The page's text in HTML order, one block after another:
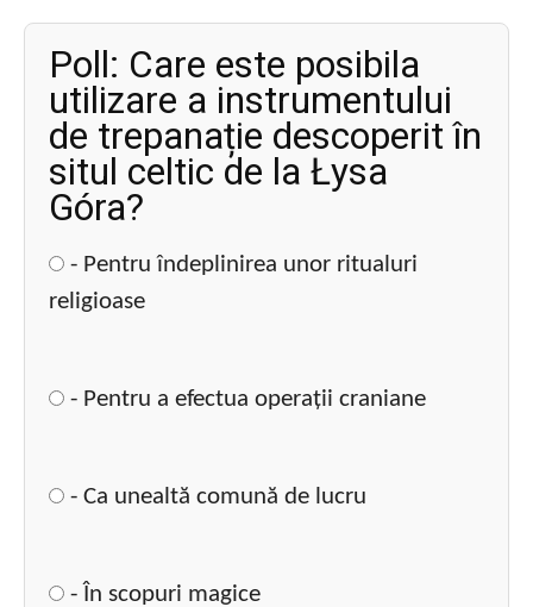
Poll: Care este posibila
utilizare a instrumentului
de trepanație descoperit în
situl celtic de la Łysa
Góra?
- Pentru îndeplinirea unor ritualuri
religioase
- Pentru a efectua operații craniane
- Ca unealtă comună de lucru
- În scopuri magice